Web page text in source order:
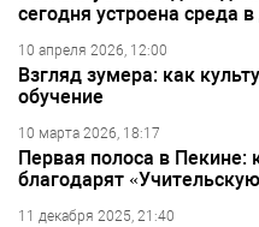
сегодня устроена среда
10 апреля 2026, 12:00
Взгляд зумера: как
обучение
10 марта 2026, 18:17
Первая полоса в Пекине:
благодарят
11 декабря 2025, 21:40